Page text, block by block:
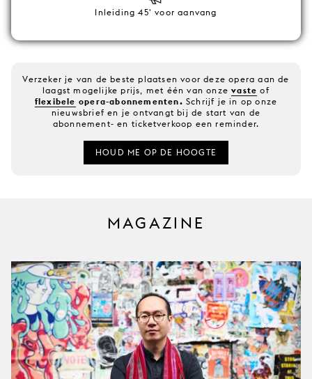
Inleiding 45' voor aanvang
Verzeker je van de beste plaatsen voor deze opera aan de
laagst mogelijke prijs, met één van onzevaste of
flexibele opera-abonnementen. Schrijf je in op onze
nieuwsbrief en je ontvangt bij de start van de
abonnement- en ticketverkoop een reminder.
HOUD ME OP DE HOOGTE
MAGAZINE